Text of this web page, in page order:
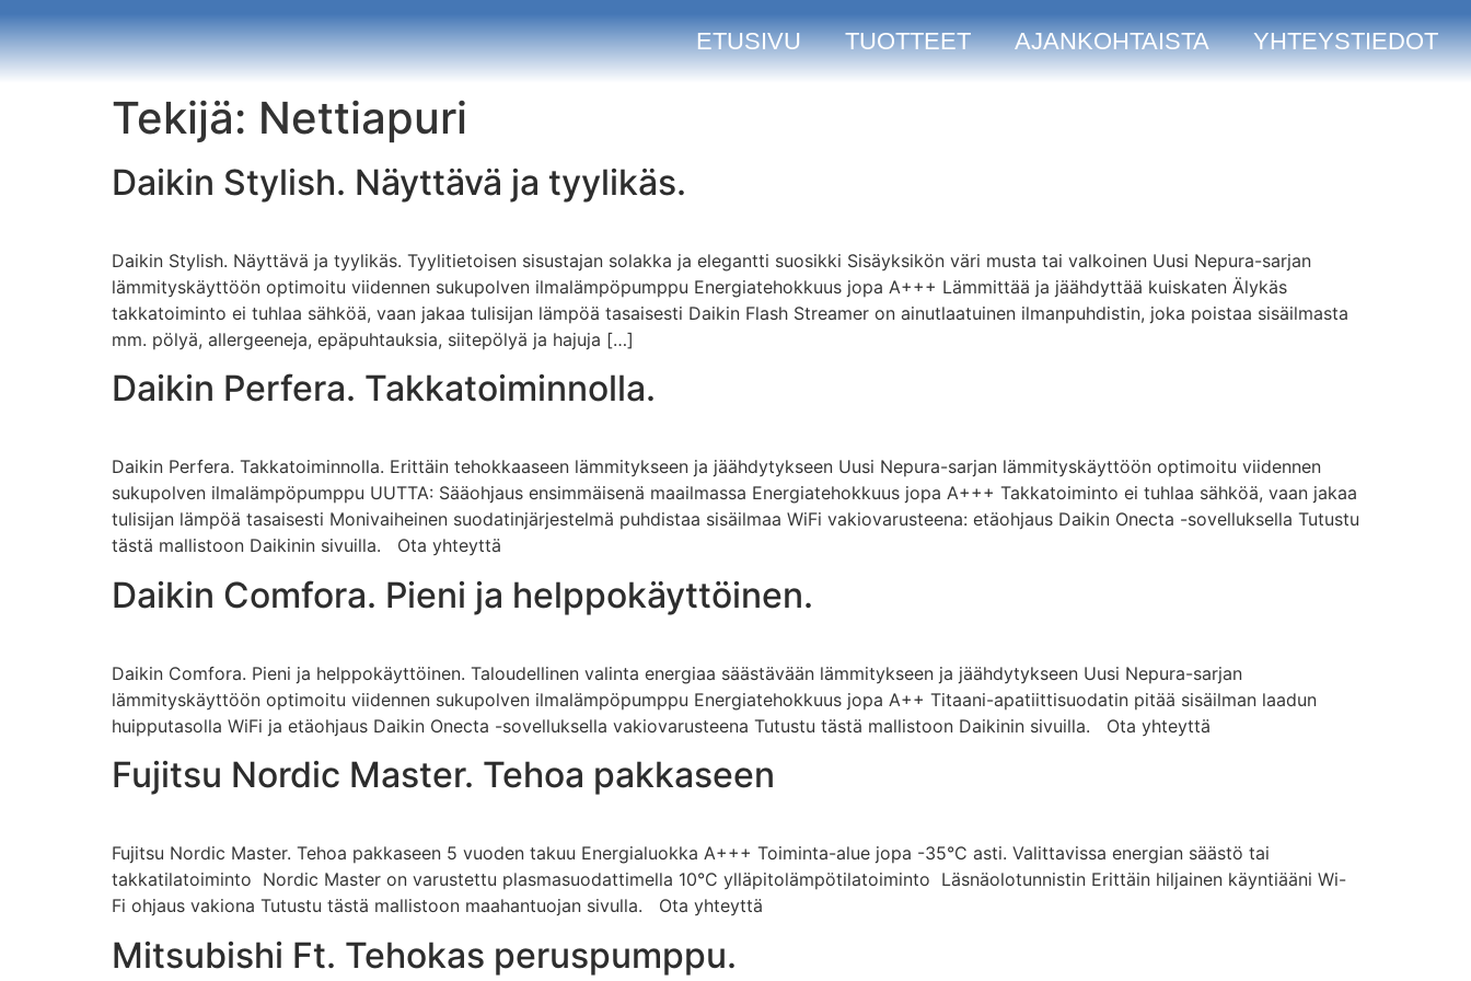
ETUSIVU TUOTTEET AJANKOHTAISTA YHTEYSTIEDOT
Tekijä: Nettiapuri
Daikin Stylish. Näyttävä ja tyylikäs.
Daikin Stylish. Näyttävä ja tyylikäs. Tyylitietoisen sisustajan solakka ja elegantti suosikki Sisäyksikön väri musta tai valkoinen Uusi Nepura-sarjan
lämmityskäyttöön optimoitu viidennen sukupolven ilmalämpöpumppu Energiatehokkuus jopa A+++ Lämmittää ja jäähdyttää kuiskaten Älykäs
takkatoiminto ei tuhlaa sähköä, vaan jakaa tulisijan lämpöä tasaisesti Daikin Flash Streamer on ainutlaatuinen ilmanpuhdistin, joka poistaa sisäilmasta
mm. pölyä, allergeeneja, epäpuhtauksia, siitepölyä ja hajuja […]
Daikin Perfera. Takkatoiminnolla.
Daikin Perfera. Takkatoiminnolla. Erittäin tehokkaaseen lämmitykseen ja jäähdytykseen Uusi Nepura-sarjan lämmityskäyttöön optimoitu viidennen
sukupolven ilmalämpöpumppu UUTTA: Sääohjaus ensimmäisenä maailmassa Energiatehokkuus jopa A+++ Takkatoiminto ei tuhlaa sähköä, vaan jakaa
tulisijan lämpöä tasaisesti Monivaiheinen suodatinjärjestelmä puhdistaa sisäilmaa WiFi vakiovarusteena: etäohjaus Daikin Onecta -sovelluksella Tutustu
tästä mallistoon Daikinin sivuilla. Ota yhteyttä
Daikin Comfora. Pieni ja helppokäyttöinen.
Daikin Comfora. Pieni ja helppokäyttöinen. Taloudellinen valinta energiaa säästävään lämmitykseen ja jäähdytykseen Uusi Nepura-sarjan
lämmityskäyttöön optimoitu viidennen sukupolven ilmalämpöpumppu Energiatehokkuus jopa A++ Titaani-apatiittisuodatin pitää sisäilman laadun
huipputasolla WiFi ja etäohjaus Daikin Onecta -sovelluksella vakiovarusteena Tutustu tästä mallistoon Daikinin sivuilla. Ota yhteyttä
Fujitsu Nordic Master. Tehoa pakkaseen
Fujitsu Nordic Master. Tehoa pakkaseen 5 vuoden takuu Energialuokka A+++ Toiminta-alue jopa -35°C asti. Valittavissa energian säästö tai
takkatilatoiminto Nordic Master on varustettu plasmasuodattimella 10°C ylläpitolämpötilatoiminto Läsnäolotunnistin Erittäin hiljainen käyntiääni Wi-
Fi ohjaus vakiona Tutustu tästä mallistoon maahantuojan sivulla. Ota yhteyttä
Mitsubishi Ft. Tehokas peruspumppu.